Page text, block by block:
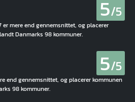
5/5
mere end gennemsnittet, og placerer
Danmarks 98 kommuner.
5/5
end gennemsnittet, og placerer kommunen
98 kommuner.